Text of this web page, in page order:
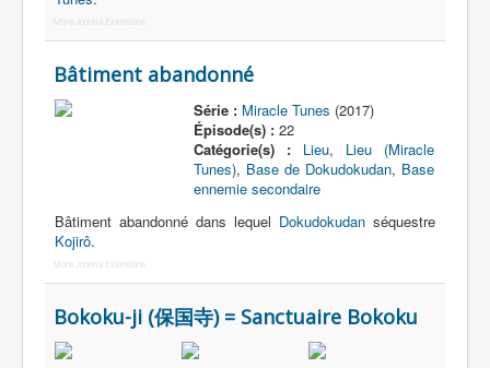
More Joomla Extensions
Bâtiment abandonné
Série : Miracle Tunes (2017)
Épisode(s) :22
Catégorie(s) :
Lieu, Lieu (Miracle
Tunes), Base de Dokudokudan, Base
ennemie secondaire
Bâtiment abandonné dans lequel Dokudokudan séquestre
Kojirô.
More Joomla Extensions
Bokoku-ji (保国寺) = Sanctuaire Bokoku